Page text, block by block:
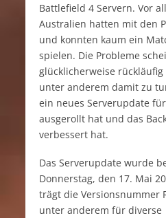
Battlefield 4 Servern. Vor
Australien hatten mit den
und konnten kaum ein
spielen. Die Probleme
glücklicherweise rückläufig
unter anderem damit zu
ein neues Serverupdate
ausgerollt hat und das
verbessert hat.
Das Serverupdate wurde
Donnerstag, den 17. Mai
trägt die Versionsnummer
unter anderem für diverse